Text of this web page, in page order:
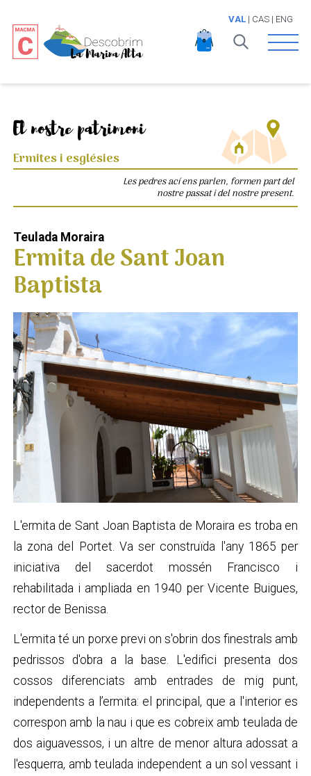
VAL| CAS| ENG
Open
El nostre patrimoni
Ermites i esglésies
Les pedres ací ens parlen, formen part del
nostre passat i del nostre present.
Teulada Moraira
Ermita de Sant Joan
Baptista
L'ermita de Sant Joan Baptista de Moraira es troba en
la zona del Portet. Va ser construïda l'any 1865 per
iniciativa del sacerdot mossén Francisco i
rehabilitada i ampliada en 1940 per Vicente Buigues,
rector de Benissa.
L'ermita té un porxe previ on s'obrin dos finestrals amb
pedrissos d'obra a la base. L'edifici presenta dos
cossos diferenciats amb entrades de mig punt,
independents a l’ermita: el principal, que a l'interior es
correspon amb la nau i que es cobreix amb teulada de
dos aiguavessos, i un altre de menor altura adossat a
l'esquerra, amb teulada independent a un sol vessant i